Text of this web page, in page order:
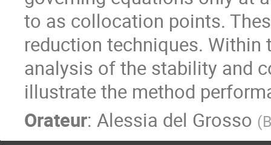
to as collocation points.
reduction techniques.
analysis of the stability and
illustrate the method
Orateur: Alessia del Grosso (